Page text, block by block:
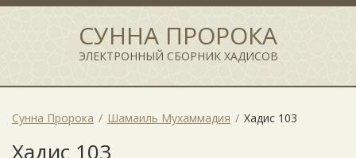
СУННА ПРОРОКА
ЭЛЕКТРОННЫЙ СБОРНИК ХАДИСОВ
Сунна Пророка Шамаиль Мухаммадия Хадис 103
Хадис 103